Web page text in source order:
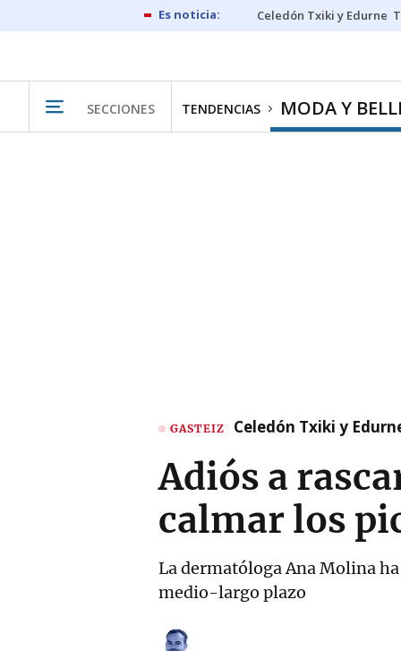
Celedón Txiki y Edurne
SECCIONES TENDENCIAS MODA Y
GASTEIZ Celedón Txiki y
Adiós a
calmar los
La dermatóloga Ana Molina
medio-largo plazo